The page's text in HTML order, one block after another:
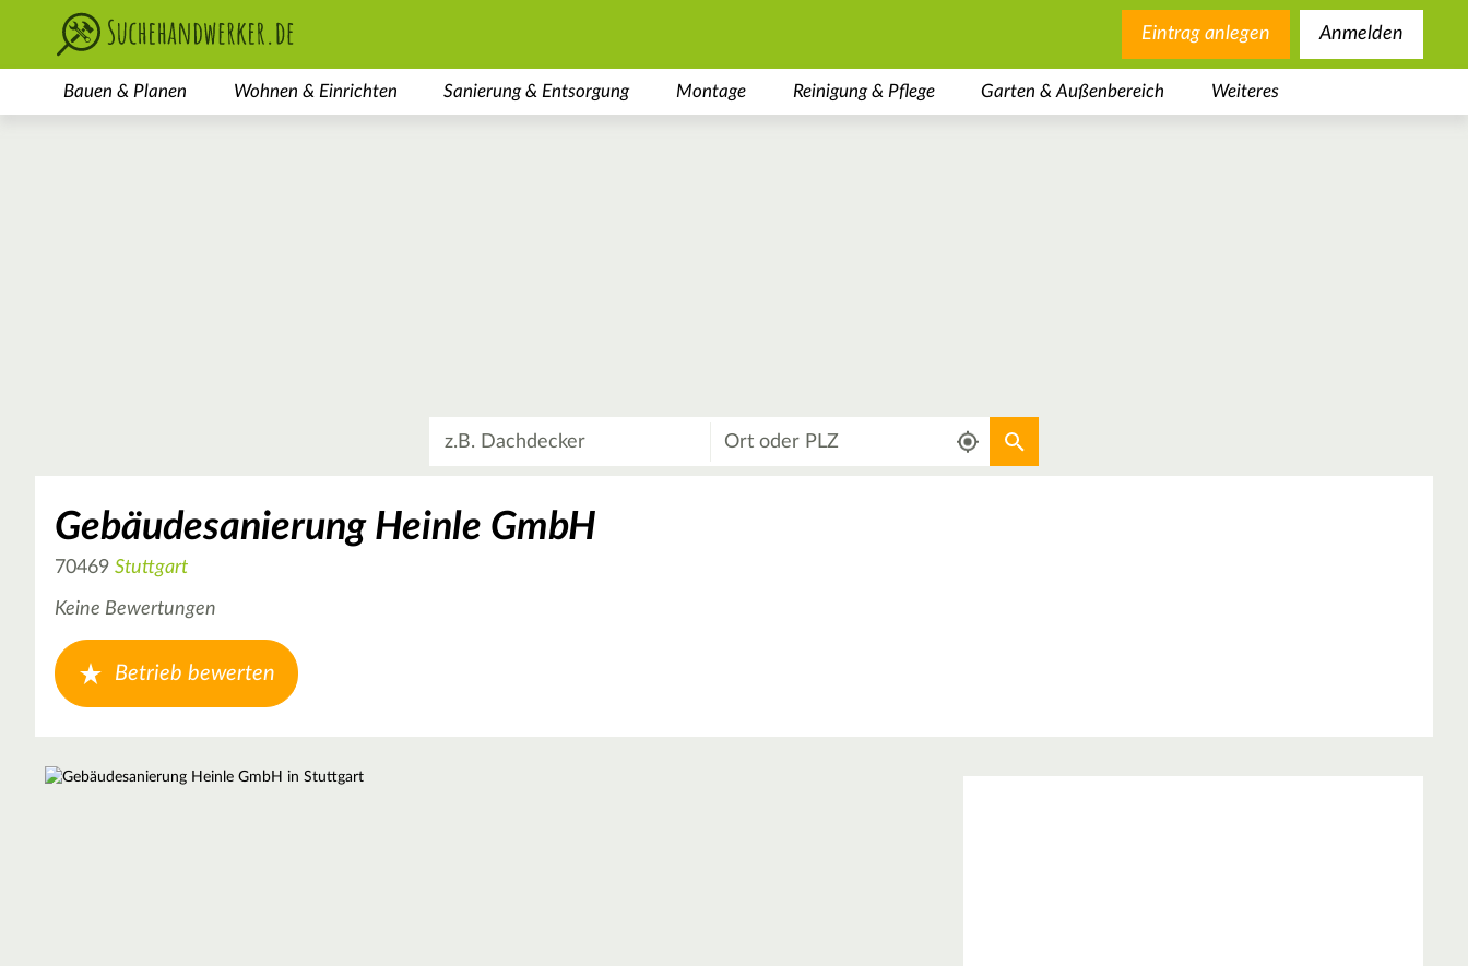
Eintrag anlegen Anmelden
Bauen & Planen Wohnen & Einrichten Sanierung & Entsorgung Montage Reinigung & Pflege Garten & Außenbereich Weiteres
Aktuellen Standort verwenden
Gebäudesanierung Heinle GmbH
70469 Stuttgart
Keine Bewertungen
Betrieb bewerten